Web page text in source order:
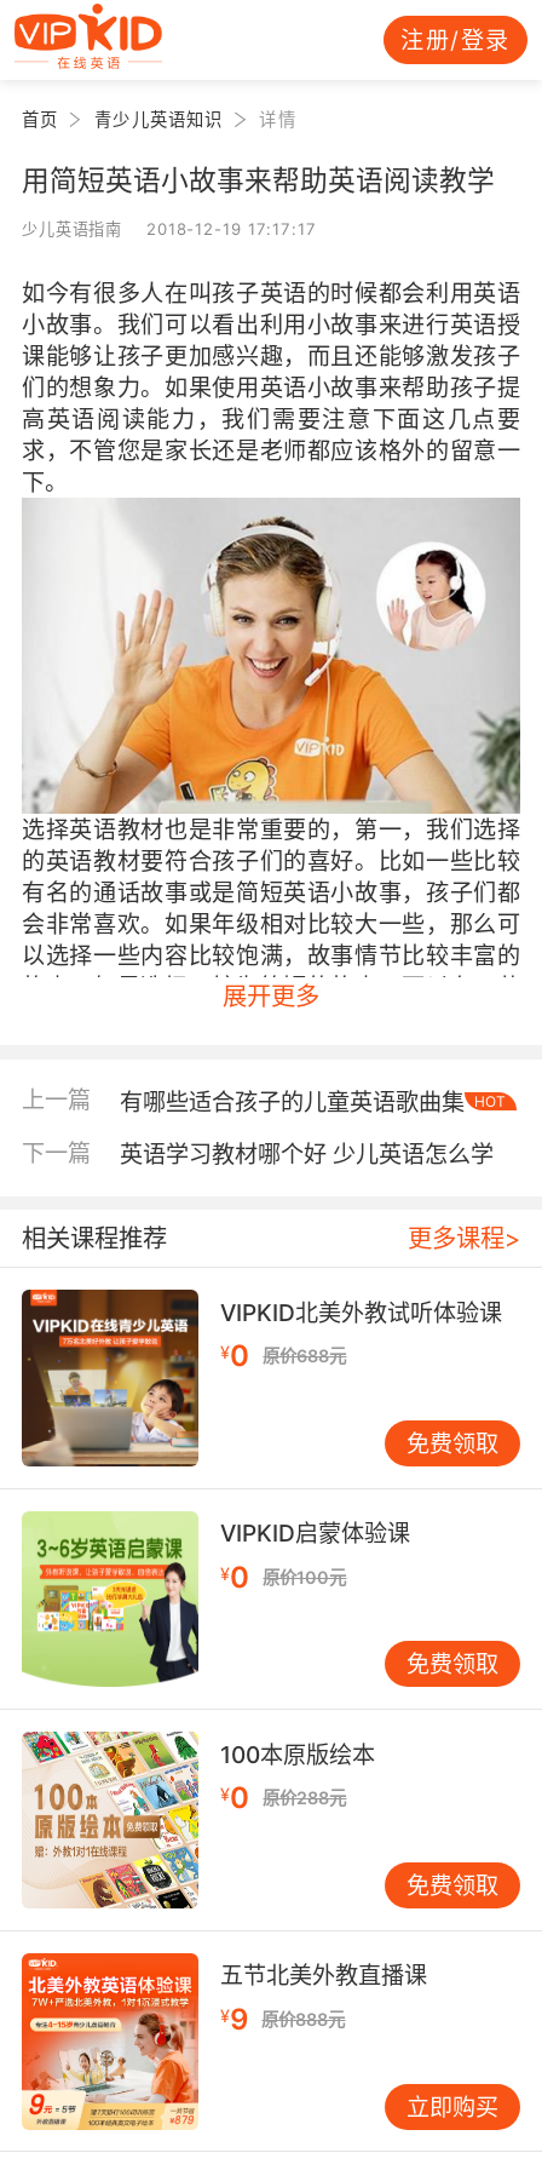
注册/登录
首页 青少儿英语知识 详情
用简短英语小故事来帮助英语阅读教学
少儿英语指南 2018-12-19 17:17:17
如今有很多人在叫孩子英语的时候都会利用英语
小故事。我们可以看出利用小故事来进行英语授
课能够让孩子更加感兴趣，而且还能够激发孩子
们的想象力。如果使用英语小故事来帮助孩子提
高英语阅读能力，我们需要注意下面这几点要
求，不管您是家长还是老师都应该格外的留意一
下。
选择英语教材也是非常重要的，第一，我们选择
的英语教材要符合孩子们的喜好。比如一些比较
有名的通话故事或是简短英语小故事，孩子们都
会非常喜欢。如果年级相对比较大一些，那么可
以选择一些内容比较饱满，故事情节比较丰富的
故事。如果选择了较为简短的故事，可以在一节
力分散，会影响阅读的效果。我们选择的故事要
与孩子的培养方向与情感发展吻合。
阅读英语故事的目的不仅是让孩子提升英语阅读
让他们自己读一遍故事，让孩子对这个故事有一
个简单的了解，将频繁出现的词汇摘出来。然后
在带着孩子进行阅读一遍，引导孩子认识新的句
子与重点词汇，帮助孩子们解析问题与知识重
点。读完第二遍之后，孩子就基本掌握了这个故
事，这个时候就可以与孩子进行讨论故事内容的
理解了。
为了能够确保孩子的兴趣，仔细聆听孩子对于故
事的理解，聊一下他们自己对故事情感的看法，
这样也是可以提高孩子的英语口语能力。
简短英语故事能够有效的提升孩子的英语成绩，
而且还能够激发学习英语的兴趣，让孩子喜欢上
学习英语，只有这样才能够高效的让孩子学习到
英语知识，如果还只是我们之前的死记硬背，很
容易会让孩子产生学习英语的负担，甚至是听到
英语就感到害怕抵触。
展开更多
上一篇 有哪些适合孩子的儿童英语歌曲集 HOT
下一篇 英语学习教材哪个好 少儿英语怎么学
相关课程推荐 更多课程>
VIPKID北美外教试听体验课
¥0 原价688元
免费领取
VIPKID启蒙体验课
¥0 原价100元
免费领取
100本原版绘本
¥0 原价288元
免费领取
五节北美外教直播课
¥9 原价888元
立即购买